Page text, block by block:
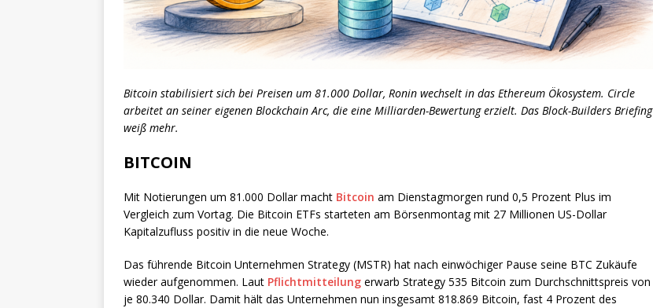
Bitcoin stabilisiert sich bei Preisen um 81.000 Dollar, Ronin wechselt in das Ethereum Ökosystem. Circle
arbeitet an seiner eigenen Blockchain Arc, die eine Milliarden-Bewertung erzielt. Das Block-Builders Briefing
weiß mehr.
BITCOIN
Mit Notierungen um 81.000 Dollar macht Bitcoin am Dienstagmorgen rund 0,5 Prozent Plus im
Vergleich zum Vortag. Die Bitcoin ETFs starteten am Börsenmontag mit 27 Millionen US-Dollar
Kapitalzufluss positiv in die neue Woche.
Das führende Bitcoin Unternehmen Strategy (MSTR) hat nach einwöchiger Pause seine BTC Zukäufe
wieder aufgenommen. Laut Pflichtmitteilung erwarb Strategy 535 Bitcoin zum Durchschnittspreis von
je 80.340 Dollar. Damit hält das Unternehmen nun insgesamt 818.869 Bitcoin, fast 4 Prozent des